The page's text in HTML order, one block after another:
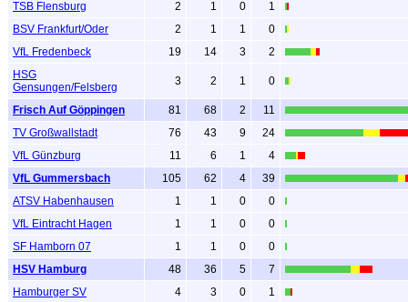
TSB Flensburg
2 1 0
1
BSV Frankfurt/Oder
2 1 1
0
VfL Fredenbeck
19 14 3
2
HSG
Gensungen/Felsberg
3 2 1 0
Frisch Auf Göppingen 81 68 2
11
TV Großwallstadt
76 43 9
24
VfL Günzburg
11 6 1
4
VfL Gummersbach
105 62 4
39
ATSV Habenhausen
1 1 0
0
VfL Eintracht Hagen
1 1 0
0
SF Hamborn 07
1 1 0
0
HSV Hamburg
48 36 5
7
Hamburger SV
4 3 0
1